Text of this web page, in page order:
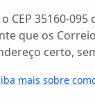
CEP 35160-
que os
certo,
mais sobre